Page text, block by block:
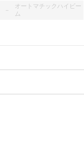
－
オートマチックハイビー
ム
サイド
ール
ェンジャー／ミュージック